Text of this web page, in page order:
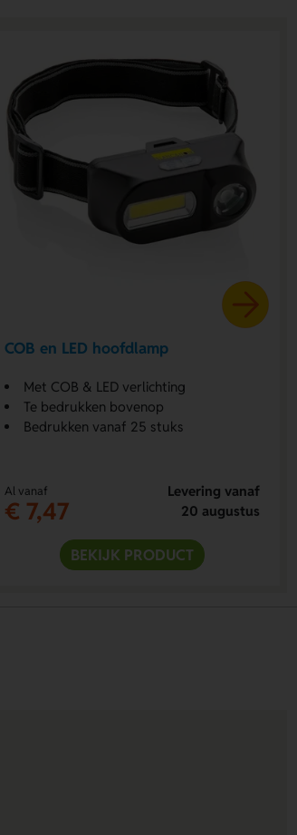
COB en LED hoofdlamp
Met COB & LED verlichting
Te bedrukken bovenop
Bedrukken vanaf 25 stuks
Al vanaf
€ 7,47
Levering vanaf
20 augustus
BEKIJK PRODUCT